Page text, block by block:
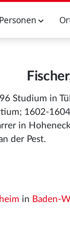
Personen
Studium in
1602-
in
der Pest.
in Baden-